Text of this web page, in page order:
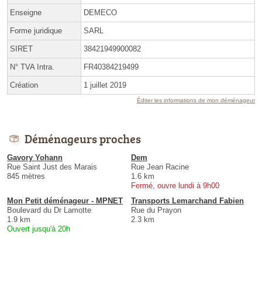
Enseigne DEMECO
Forme juridique SARL
SIRET 38421949900082
N° TVA Intra. FR40384219499
Création 1 juillet 2019
Éditer les informations de mon déménageur
Déménageurs proches
Gavory Yohann
Rue Saint Just des Marais
845 mètres
Dem
Rue Jean Racine
1.6 km
Fermé, ouvre lundi à 9h00
Mon Petit déménageur - MPNET
Boulevard du Dr Lamotte
1.9 km
Ouvert jusqu'à 20h
Transports Lemarchand Fabien
Rue du Prayon
2.3 km